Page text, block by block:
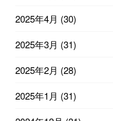
2025年4月 (30)
2025年3月 (31)
2025年2月 (28)
2025年1月 (31)